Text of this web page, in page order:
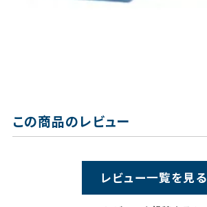
この商品のレビュー
レビュー一覧を見る